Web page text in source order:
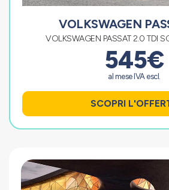
VOLKSWAGEN
VOLKSWAGEN PASSAT 2.0 TDI
545€
al mese IVA escl.
SCOPRI